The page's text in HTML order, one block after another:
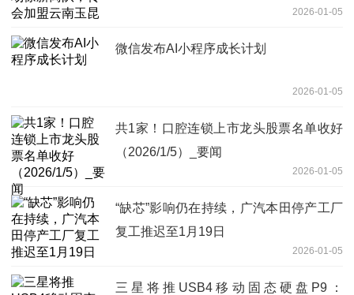
2026-01-05
微信发布AI小程序成长计划
2026-01-05
共1家！口腔连锁上市龙头股票名单收好
（2026/1/5）_要闻
2026-01-05
“缺芯”影响仍在持续，广汽本田停产工厂
复工推迟至1月19日
2026-01-05
三星将推USB4移动固态硬盘P9：